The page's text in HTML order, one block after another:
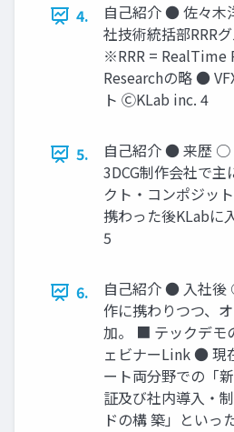
4.
自己紹介 ● 佐々木
社技術統括部RRR
※RRR = RealTime
Researchの略 ●
ト ⒸKLab inc. 4
5.
自己紹介 ● 来歴 ○
3DCG制作会社で主
クト・コンポジッ
携わった後KLabに
5
6.
自己紹介 ● 入社後
作に携わりつつ、
加。 ■ テックデモ
ェビナーLink ● 現
ート両分野での「
証及び社内導入・
ドの構 築」といっ